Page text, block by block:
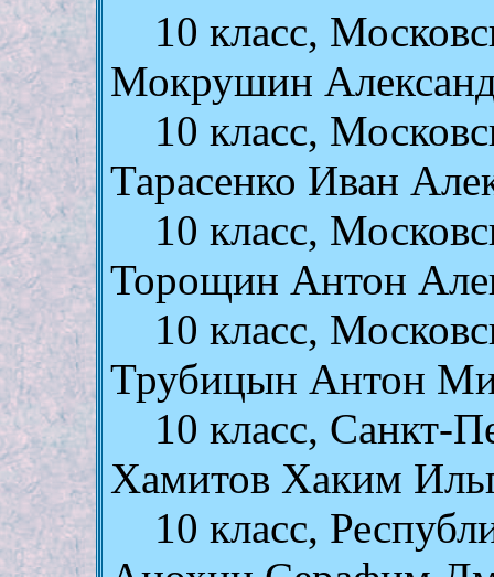
10 класс,
Мокрушин
10 класс,
Тарасенко Иван
10 класс,
Торощин Антон
10 класс,
Трубицын Антон
10 класс, Санкт-
Хамитов Хаким
10 класс,